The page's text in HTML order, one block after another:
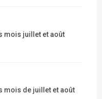
mois juillet et août
mois de juillet et août